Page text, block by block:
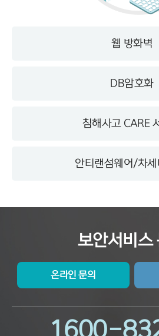
웹 방화벽
DB암호화
침해사고 CARE
안티랜섬웨어/차세
보안서비스
온라인 문의
1600-